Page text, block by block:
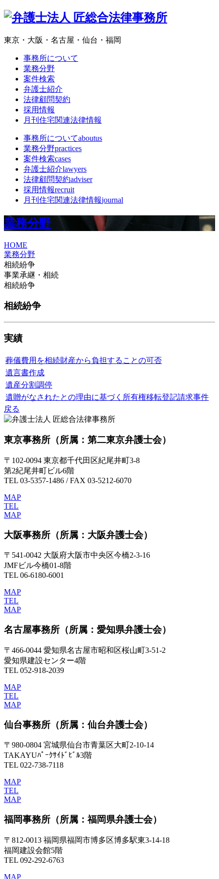
東京・大阪・名古屋・仙台・福岡
事務所について
業務分野
案件検索
弁護士紹介
法律顧問契約
採用情報
月刊住宅関連法律情報
事務所についてaboutus
業務分野practices
案件検索cases
弁護士紹介lawyers
法律顧問契約adviser
採用情報recruit
月刊住宅関連法律情報journal
業務分野
HOME
業務分野
相続紛争
事業承継・相続
相続紛争
相続紛争
実績
葬儀費用を相続財産から負担することの可否
遺言書作成
遺産分割調停
遺贈がなされたとの理由に基づく所有権移転登記請求事件
戻る
東京事務所 （所属：第二東京弁護士会）
〒102-0094 東京都千代田区紀尾井町3-8
第2紀尾井町ビル6階
TEL 03-5357-1486 / FAX 03-5212-6070
MAP
TEL
MAP
大阪事務所 （所属：大阪弁護士会）
〒541-0042 大阪府大阪市中央区今橋2-3-16
JMFビル今橋01-8階
TEL 06-6180-6001
MAP
TEL
MAP
名古屋事務所 （所属：愛知県弁護士会）
〒466-0044 愛知県名古屋市昭和区桜山町3-51-2
愛知県建設センター4階
TEL 052-918-2039
MAP
TEL
MAP
仙台事務所 （所属：仙台弁護士会）
〒980-0804 宮城県仙台市青葉区大町2-10-14
TAKAYUﾊﾟｰｸｻｲﾄﾞﾋﾞﾙ3階
TEL 022-738-7118
MAP
TEL
MAP
福岡事務所 （所属：福岡県弁護士会）
〒812-0013 福岡県福岡市博多区博多駅東3-14-18
福岡建設会館5階
TEL 092-292-6763
MAP